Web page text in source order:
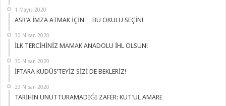
1 Mayıs 2020
ASR’A İMZA ATMAK İÇİN… BU OKULU SEÇİN!
30 Nisan 2020
İLK TERCİHİNİZ MAMAK ANADOLU İHL OLSUN!
30 Nisan 2020
İFTARA KUDÜS’TEYİZ SİZİ DE BEKLERİZ!
29 Nisan 2020
TARİHİN UNUTTURAMADIĞI ZAFER: KUT’ÜL AMARE